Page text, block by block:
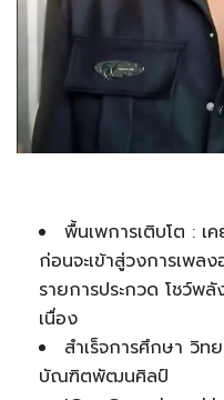
พื้นเพการเติบโต : เ
ก่อนจะเข้าสู่วงการเพล
รายการประกวด โชว์พ
เนื่อง
สำเร็จการศึกษา วิ
บัณฑิตพัฒนศิลป์